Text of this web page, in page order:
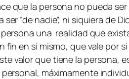
que la persona no pueda
“de nadie”, ni siquiera de
persona una realidad que
en sí mismo, que vale por
valor que tiene la persona,
máximamente